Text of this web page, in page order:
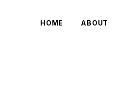
HOME ABOUT